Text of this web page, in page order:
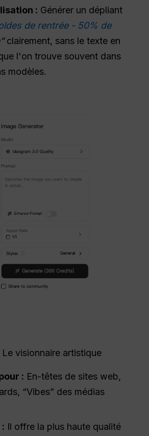
: Générer un dépliant
de rentrée - 50% de
“clairement, sans le texte en
l'on trouve souvent dans
modèles.
visionnaire artistique
: En-têtes de sites web,
“Vibes” des médias
Il offre la plus haute qualité